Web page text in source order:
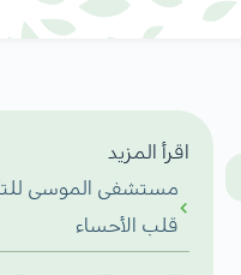
اقرأ المزيد
مستشفى الموسى
قلب الأحساء